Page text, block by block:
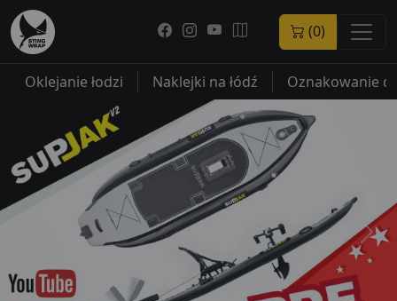
(0)
Oklejanie łodzi Naklejki na łódź Oznakowanie